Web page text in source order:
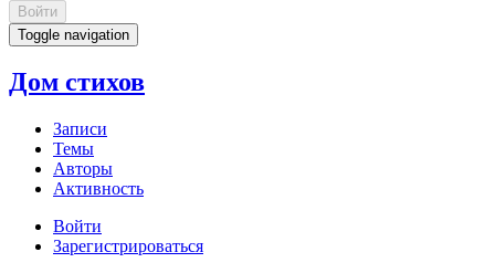
Войти
Toggle navigation
Дом стихов
Записи
Темы
Авторы
Активность
Войти
Зарегистрироваться